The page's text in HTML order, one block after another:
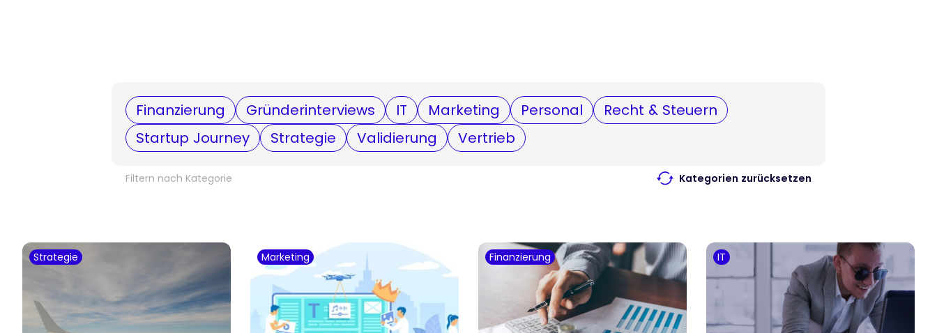
Finanzierung Gründerinterviews IT Marketing Personal
Recht & Steuern
Startup Journey
Strategie Validierung Vertrieb
Filtern nach Kategorie Kategorien zurücksetzen
Strategie Marketing Finanzierung IT